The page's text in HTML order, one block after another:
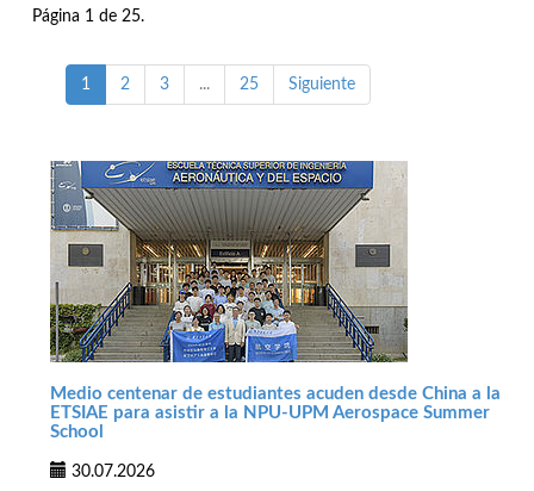
Página 1 de 25.
1 2 3 ... 25 Siguiente
Medio centenar de estudiantes acuden desde China a la
ETSIAE para asistir a la NPU-UPM Aerospace Summer
School
30.07.2026